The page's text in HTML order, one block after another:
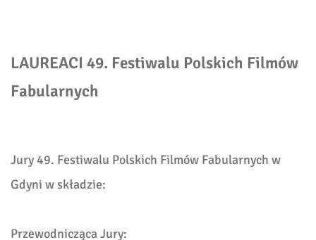
LAUREACI 49. Festiwalu Polskich Filmów
Fabularnych
Jury 49. Festiwalu Polskich Filmów Fabularnych w
Gdyni w składzie:
Przewodnicząca Jury: